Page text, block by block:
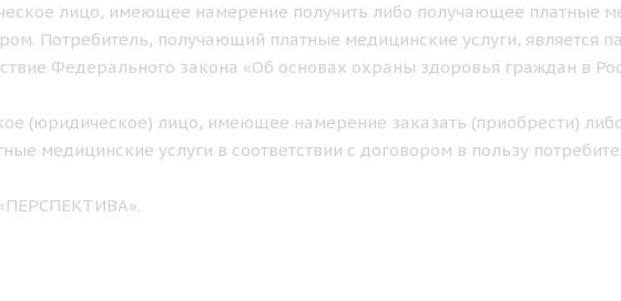
лицо, имеющее намерение получить либо получающее платные
Потребитель, получающий платные медицинские услуги, является
Федерального закона «Об основах охраны здоровья граждан в
(юридическое) лицо, имеющее намерение заказать (приобрести)
медицинские услуги в соответствии с договором в пользу